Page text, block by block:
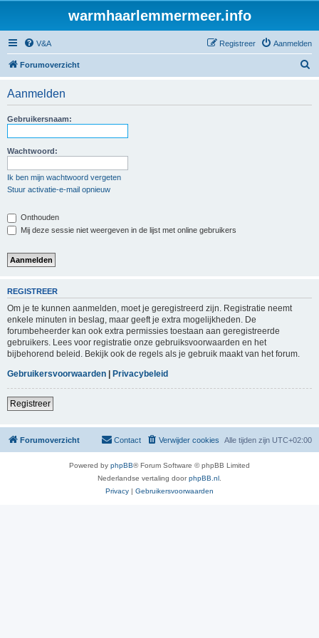
warmhaarlemmermeer.info
V&A Aanmelden
Registreer
Forumoverzicht
Aanmelden
Gebruikersnaam:
Wachtwoord:
Ik ben mijn wachtwoord vergeten
Stuur activatie-e-mail opnieuw
Onthouden
Mij deze sessie niet weergeven in de lijst met online gebruikers
REGISTREER
Om je te kunnen aanmelden, moet je geregistreerd zijn. Registratie neemt
enkele minuten in beslag, maar geeft je extra mogelijkheden. De
forumbeheerder kan ook extra permissies toestaan aan geregistreerde
gebruikers. Lees voor registratie onze gebruiksvoorwaarden en het
bijbehorend beleid. Bekijk ook de regels als je gebruik maakt van het forum.
Gebruikersvoorwaarden | Privacybeleid
Registreer
Forumoverzicht Alle tijden zijn UTC+02:00
Verwijder cookies
Contact
Powered by phpBB® Forum Software © phpBB Limited
Nederlandse vertaling doorphpBB.nl
Privacy | Gebruikersvoorwaarden